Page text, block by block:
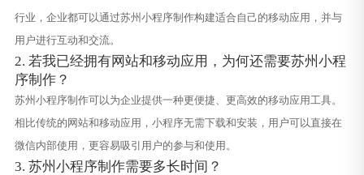
行业，企业都可以通过苏州小程序制作构建适合自己的移动应用，并与
用户进行互动和交流。
2. 若我已经拥有网站和移动应用，为何还需要苏州小程
序制作？
苏州小程序制作可以为企业提供一种更便捷、更高效的移动应用工具。
相比传统的网站和移动应用，小程序无需下载和安装，用户可以直接在
微信内部使用，更容易吸引用户的参与和使用。
3. 苏州小程序制作需要多长时间？